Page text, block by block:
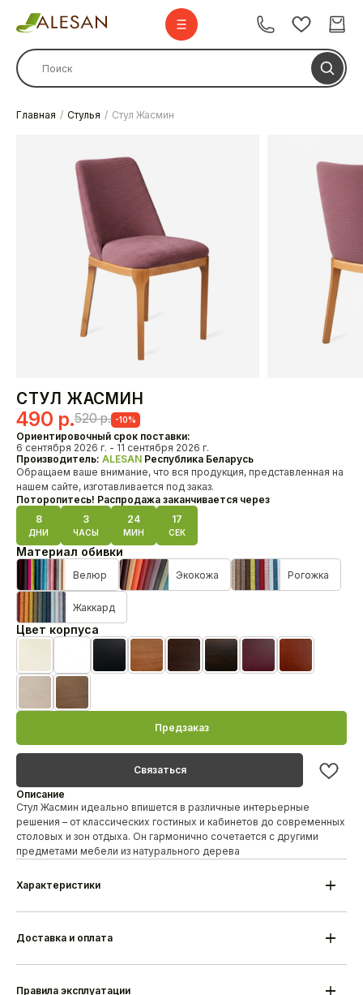
Стулья барные
Столы
Комплекты
Диваны
О нас
HoReCa
Доставка и оплата
Наши проекты
Дизайнерам
Дилерам
Как связаться с нами?
+375 29 347-09-09
alesanby@mail.ru
Отдел продаж с 10:00 до 20:00
Главная Стулья Стул Жасмин
СТУЛ ЖАСМИН
520р.Первоначальная
цена
составляла
520 р..
490 р.
Текущая
цена:
490 р..
-10%
Ориентировочный срок поставки:
6 сентября 2026 г. - 11 сентября 2026 г.
Производитель: ALESAN Республика Беларусь
Обращаем ваше внимание, что вся продукция, представленная на
нашем сайте, изготавливается под заказ.
Поторопитесь! Распродажа заканчивается через
8
ДНИ
3
ЧАСЫ
24
МИН
17
СЕК
Материал обивки
Велюр Экокожа Рогожка
Жаккард
Цвет корпуса
Белая эмальЧерная эмаль
Черешня лак
Предзаказ
Связаться
Описание
Стул Жасмин идеально впишется в различные интерьерные
решения – от классических гостиных и кабинетов до современных
столовых и зон отдыха. Он гармонично сочетается с другими
предметами мебели из натурального дерева
Характеристики
Высота
Ширина
Срок изготовления
Доставка и оплата
Правила эксплуатации